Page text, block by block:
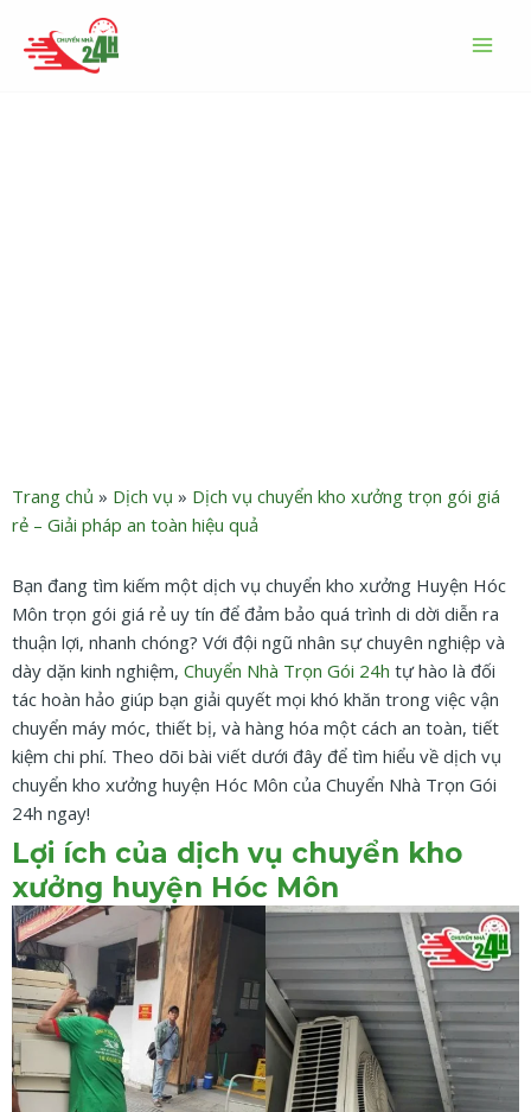
Trang chủ » Dịch vụ » Dịch vụ chuyển kho xưởng trọn gói giá
rẻ – Giải pháp an toàn hiệu quả
Bạn đang tìm kiếm một dịch vụ chuyển kho xưởng Huyện Hóc
Môn trọn gói giá rẻ uy tín để đảm bảo quá trình di dời diễn ra
thuận lợi, nhanh chóng? Với đội ngũ nhân sự chuyên nghiệp và
dày dặn kinh nghiệm, Chuyển Nhà Trọn Gói 24h tự hào là đối
tác hoàn hảo giúp bạn giải quyết mọi khó khăn trong việc vận
chuyển máy móc, thiết bị, và hàng hóa một cách an toàn, tiết
kiệm chi phí. Theo dõi bài viết dưới đây để tìm hiểu về dịch vụ
chuyển kho xưởng huyện Hóc Môn của Chuyển Nhà Trọn Gói
24h ngay!
Lợi ích của dịch vụ chuyển kho
xưởng huyện Hóc Môn